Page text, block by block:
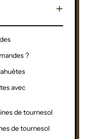
?
avec
de tournesol
de tournesol